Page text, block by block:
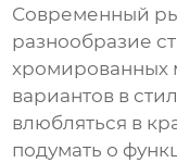
Современный
разнообразие
хромированных
вариантов в
влюбляться в
подумать о